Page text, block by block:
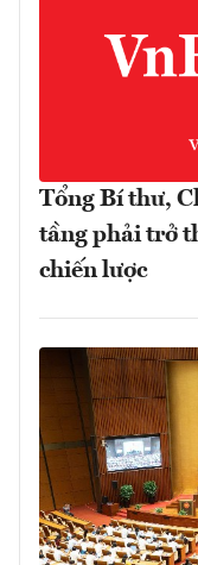
Tổng Bí thư,
tầng phải trở
chiến lược